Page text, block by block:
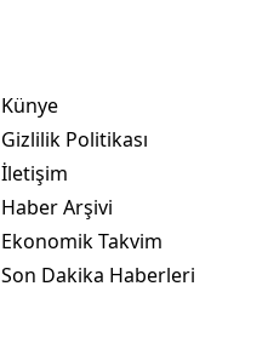
Künye
Gizlilik Politikası
İletişim
Haber Arşivi
Ekonomik Takvim
Son Dakika Haberleri